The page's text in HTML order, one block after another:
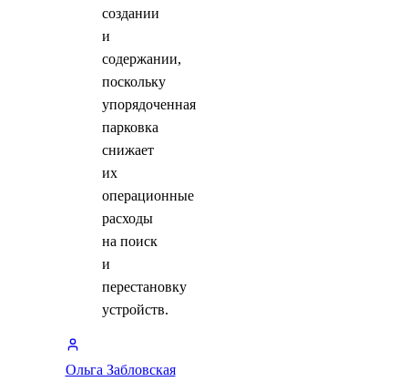
создании
и
содержании,
поскольку
упорядоченная
парковка
снижает
их
операционные
расходы
на поиск
и
перестановку
устройств.
Ольга Забловская